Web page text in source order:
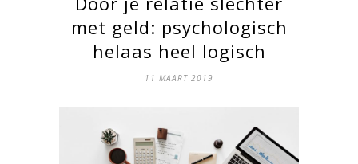
met geld: psychologisch
helaas heel logisch
11 MAART 2019